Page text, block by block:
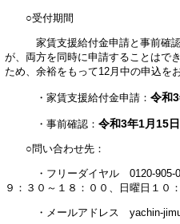
○受付期間
家賃支援給付金申請と事前確認
が、両方を同時に申請することはで
ため、 余裕をもって12月中の申込を
・家賃支援給付金申請： 令和
・事前確認： 令和3年1月15
○問い合わせ先：
・フリーダイヤル 0120-905-
９：３０～１８：００、日曜日１０
・メールアドレス yachin-